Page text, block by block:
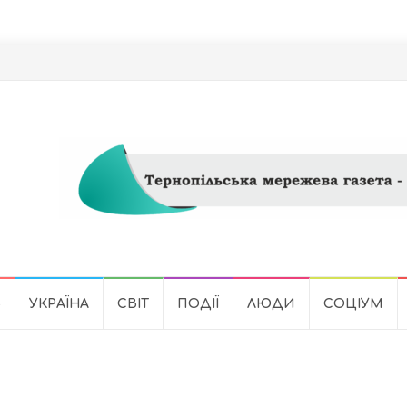
УКРАЇНА СВІТ ПОДІЇ ЛЮДИ СОЦІУМ